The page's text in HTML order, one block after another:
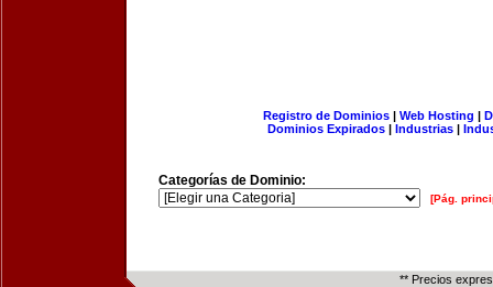
Registro de Dominios| Web Hosting |
Dominios Expirados | Industrias |
Categorías de Dominio:
[Pág.
** Precios